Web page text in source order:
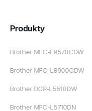
Produkty
Brother MFC-L9570CDW
Brother MFC-L8900CDW
Brother DCP-L5510DW
Brother MFC-L5710DN